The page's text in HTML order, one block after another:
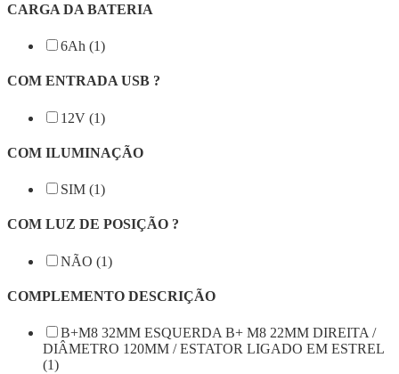
CARGA DA BATERIA
6Ah (1)
COM ENTRADA USB ?
12V (1)
COM ILUMINAÇÃO
SIM (1)
COM LUZ DE POSIÇÃO ?
NÃO (1)
COMPLEMENTO DESCRIÇÃO
B+M8 32MM ESQUERDA B+ M8 22MM DIREITA /
DIÂMETRO 120MM / ESTATOR LIGADO EM ESTREL
(1)